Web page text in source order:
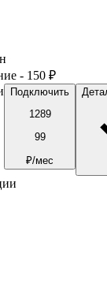
- 150 ₽
Подключить
1289
99
₽/мес